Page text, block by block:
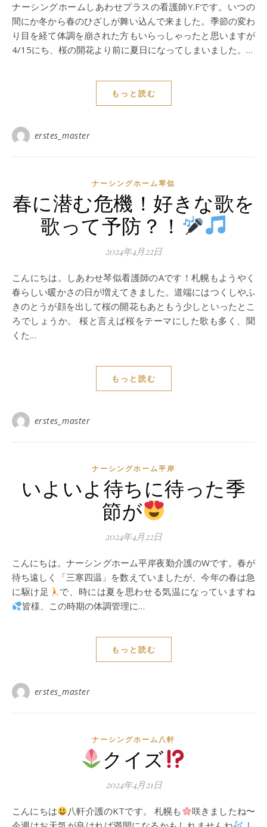
ナーシングホームしあわせプラスの看護師Y.Fです。いつの
間にか冬から春のひざしが舞い込んで来ました。季節の変わ
り目を経て体調を崩された方もいらっしゃったと思いますが
4/15にち、桜の開花より前に夏日になってしまいました。…
もっと読む
erstes_master
ナーシングホーム琴似
春に潜む危機！好きな歌を
歌って予防？！
2024年4月22日
こんにちは。しあわせ琴似看護師のAです！札幌もようやく
春らしい暖かさの日が増えてきました。道端にはつくしやふ
きのとうが顔を出して桜の開花もあともう少しといったとこ
ろでしょうか。 桜と言えば桜をテーマにした歌も多く、聞
くた…
もっと読む
erstes_master
ナーシングホーム平岸
いよいよ待ちに待った季
節が
2024年4月22日
こんにちは。ナーシングホーム平岸夜勤介護のWです。春が
待ち遠しく「三寒四温」を数えていましたが、今年の春は急
に駆け足
で、時には夏を思わせる気温になっていますね
皆様、この時期の体調管理に…
もっと読む
erstes_master
ナーシングホーム⼋軒
クイズ
2024年4月21日
こんにちは 八軒介護のKTです。 札幌も
咲きましたね〜